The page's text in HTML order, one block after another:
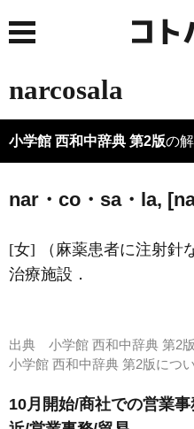
narcosala
小学館 西和中辞典 第2版の
nar・co・sa・la,
[女] （麻薬患者に注射針
治療施設．
出典 小学館 西和中辞典 第2版
小学館 西和中辞典 第2版に
10月開始/商社での営業